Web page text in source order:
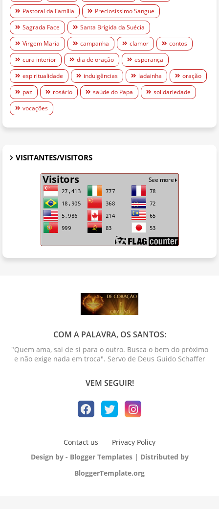
Pastoral da Família
Preciosíssimo Sangue
Sagrada Face
Santa Brígida da Suécia
Virgem Maria
campanha clamor
contos
cura interior
dia de oração
esperança
espiritualidade
indulgências ladainha
oração
paz
rosário saúde do Papa
solidariedade
vocações
VISITANTES/VISITORS
COM A PALAVRA, OS SANTOS:
"Quem ama, sai de si para o outro. Busca o bem do próximo
e não exige nada em troca". Servo de Deus Guido Schaffer
VEM SEGUIR!
Contact us
Privacy Policy
Design by - Blogger Templates | Distributed by
BloggerTemplate.org